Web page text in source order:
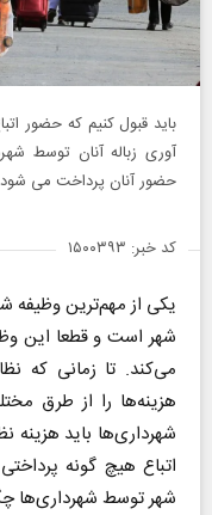
باید قبول کنیم که حضور
آوری زباله آنان توسط
حضور آنان پرداخت می
کد خبر: ۱۵۰۰۳۹۳
یکی از مهم‌ترین وظیفه
شهر است و قطعا این
می‌کند. تا زمانی که
هزینه‌ها را از طرق
شهرداری‌ها باید هزینه
اتباع هیچ گونه
شهر توسط شهرداری‌ها